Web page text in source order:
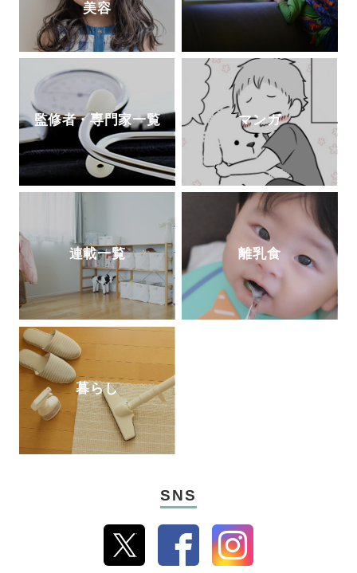
美容
監修者・専門家一覧 マンガ
連載一覧 離乳食
暮らし
SNS